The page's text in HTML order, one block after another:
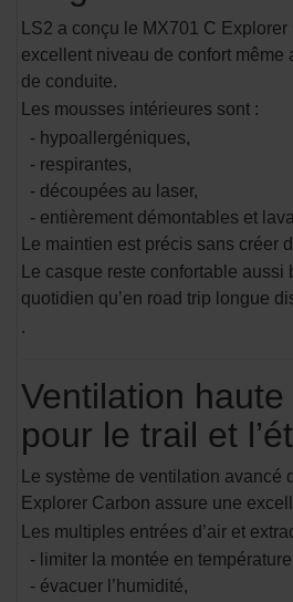
LS2 a conçu le MX701 C
excellent niveau de confort même
de conduite.
Les mousses intérieures sont :
- hypoallergéniques,
- respirantes,
- découpées au laser,
- entièrement démontables et
Le maintien est précis sans créer
Le casque reste confortable aussi
quotidien qu’en road trip longue
.
Ventilation
pour le trail et
Le système de ventilation avancé
Explorer Carbon assure une
Les multiples entrées d’air et
- limiter la montée en
- évacuer l’humidité,